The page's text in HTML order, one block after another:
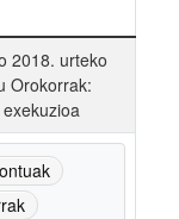
2018. urteko
Orokorrak: